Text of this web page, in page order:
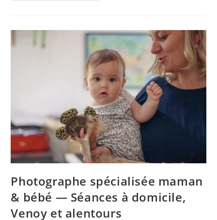
Photographe spécialisée maman
& bébé — Séances à domicile,
Venoy et alentours